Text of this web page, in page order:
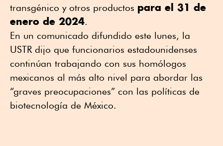
transgénico y otros productos para el 31 de
enero de 2024.
En un comunicado difundido este lunes, la
USTR dijo que funcionarios estadounidenses
continúan trabajando con sus homólogos
mexicanos al más alto nivel para abordar las
“graves preocupaciones” con las políticas de
biotecnología de México.